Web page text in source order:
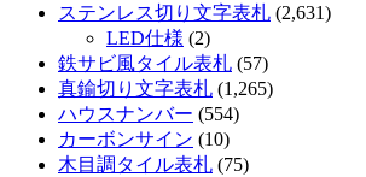
ステンレス切り文字表札 (2,631)
LED仕様 (2)
鉄サビ風タイル表札 (57)
真鍮切り文字表札 (1,265)
ハウスナンバー (554)
カーボンサイン (10)
木目調タイル表札 (75)